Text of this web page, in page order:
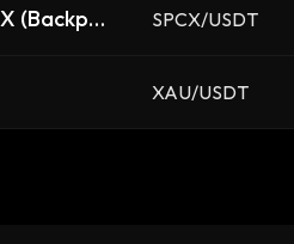
(Backpac
SPCX/USDT
XAU/USDT